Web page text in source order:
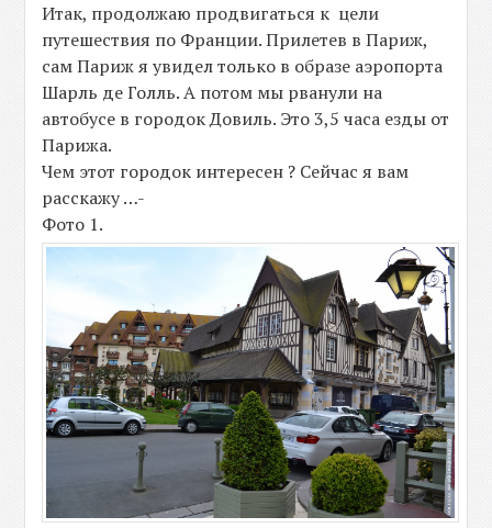
Итак, продолжаю продвигаться к цели
путешествия по Франции. Прилетев в Париж,
сам Париж я увидел только в образе аэропорта
Шарль де Голль. А потом мы рванули на
автобусе в городок Довиль. Это 3,5 часа езды от
Парижа.
Чем этот городок интересен ? Сейчас я вам
расскажу …-
Фото 1.